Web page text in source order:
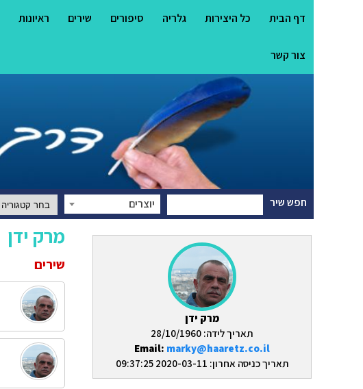
דף הבית כל היצירות גלריה סיפורים שירים ראיונות
צור קשר
חפש שיר יוצרים
מרק ידן
תאריך לידה: 28/10/1960
Email: marky@haaretz.co.il
תאריך כניסה אחרון: 2020-03-11 09:37:25
מרק ידן
שירים